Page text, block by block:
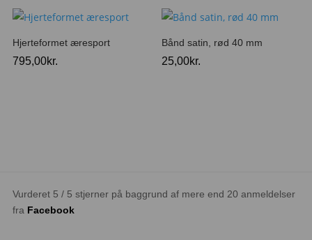
Hjerteformet æresport
795,00kr.
Bånd satin, rød 40 mm
25,00kr.
Vurderet 5 / 5 stjerner på baggrund af mere end 20 anmeldelser
fra Facebook